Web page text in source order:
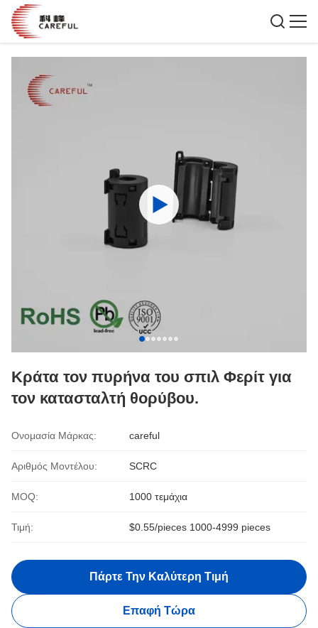
Κράτα τον πυρήνα του σπιλ Φερίτ για
τον κατασταλτή θορύβου.
Ονομασία Μάρκας: careful
Αριθμός Μοντέλου: SCRC
MOQ: 1000 τεμάχια
Τιμή: $0.55/pieces 1000-4999 pieces
Πάρτε Την Καλύτερη Τιμή
Επαφή Τώρα